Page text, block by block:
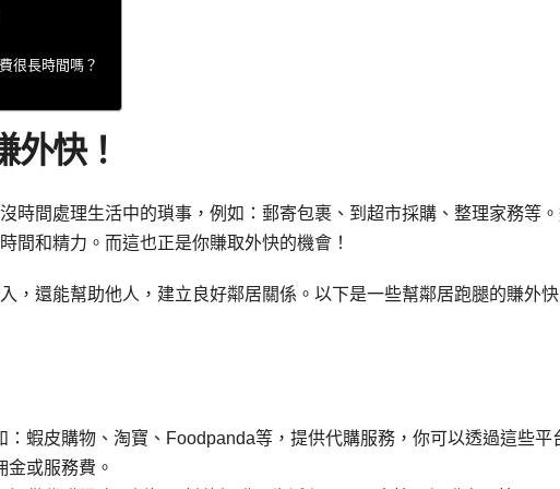
很長時間嗎？
外快！
時間處理生活中的瑣事，例如：郵寄包裹、到超市採購、整理家務等
間和精力。而這也正是你賺取外快的機會！
，還能幫助他人，建立良好鄰居關係。以下是一些幫鄰居跑腿的賺外
：蝦皮購物、淘寶、Foodpanda等，提供代購服務，你可以透過這些平
或服務費。